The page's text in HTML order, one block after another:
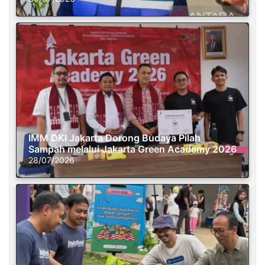
IMM DKI Jakarta Dorong Budaya Pilah
Sampah melalui Jakarta Green Academy 2026
28/07/2026